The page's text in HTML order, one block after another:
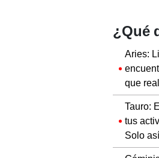
¿Qué
Aries:
que
Tauro:
tus
Solo